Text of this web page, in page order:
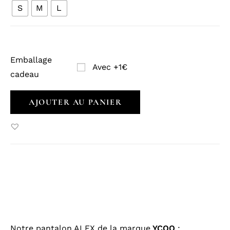
S M L
Emballage
cadeau
Avec +1€
AJOUTER AU PANIER